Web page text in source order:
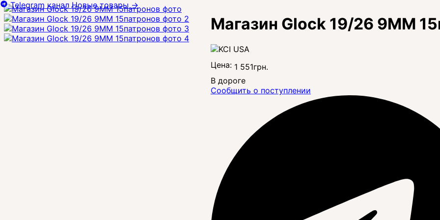
Магазин Glock 19/26 9MM
Цена: 1 551грн.
В дороге
Сообщить о поступлении
Telegram канал Новые товары→